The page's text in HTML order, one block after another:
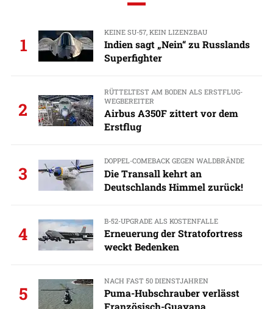
1
KEINE SU-57, KEIN LIZENZBAU
Indien sagt „Nein“ zu Russlands
Superfighter
2
RÜTTELTEST AM BODEN ALS ERSTFLUG-
WEGBEREITER
Airbus A350F zittert vor dem
Erstflug
3
DOPPEL-COMEBACK GEGEN WALDBRÄNDE
Die Transall kehrt an
Deutschlands Himmel zurück!
4
B-52-UPGRADE ALS KOSTENFALLE
Erneuerung der Stratofortress
weckt Bedenken
5
NACH FAST 50 DIENSTJAHREN
Puma-Hubschrauber verlässt
Französisch-Guayana